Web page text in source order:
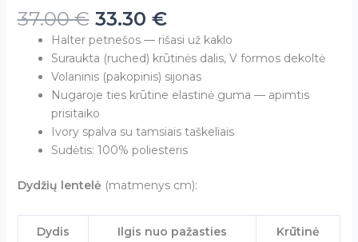
37.00€ 33.30 €
Halter petnešos — rišasi už kaklo
Suraukta (ruched) krūtinės dalis, V formos dekoltė
Volaninis (pakopinis) sijonas
Nugaroje ties krūtine elastinė guma — apimtis
prisitaiko
Ivory spalva su tamsiais taškeliais
Sudėtis: 100% poliesteris
Dydžių lentelė (matmenys cm):
Dydis Ilgis nuo pažasties Krūtinė